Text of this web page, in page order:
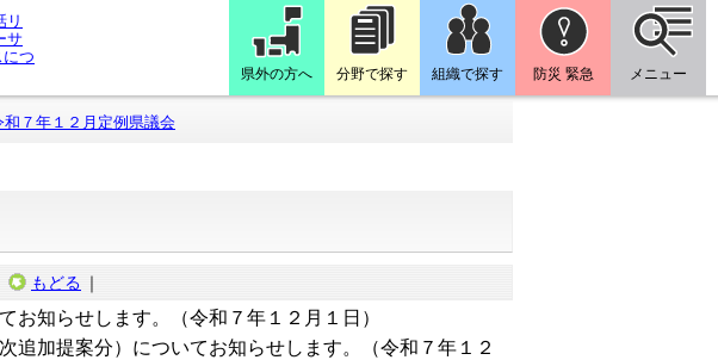
県外の方へ 分野で探す 組織で探す 防災 緊急 メニュー
和７年１２月定例県議会
もどる ｜
お知らせします。（令和７年１２月１日）
追加提案分）についてお知らせします。（令和７年１２